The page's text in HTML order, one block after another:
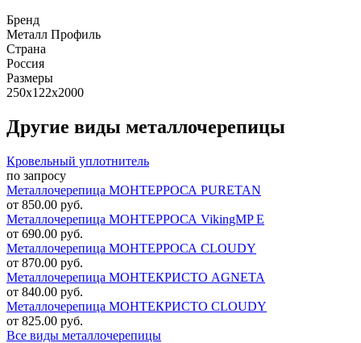
Бренд
Металл Профиль
Страна
Россия
Размеры
250х122х2000
Другие виды металлочерепицы
Кровельный уплотнитель
по запросу
Металлочерепица МОНТЕРРОСА PURETAN
от 850.00 руб.
Металлочерепица МОНТЕРРОСА VikingMP E
от 690.00 руб.
Металлочерепица МОНТЕРРОСА CLOUDY
от 870.00 руб.
Металлочерепица МОНТЕКРИСТО AGNETA
от 840.00 руб.
Металлочерепица МОНТЕКРИСТО CLOUDY
от 825.00 руб.
Все виды металлочерепицы